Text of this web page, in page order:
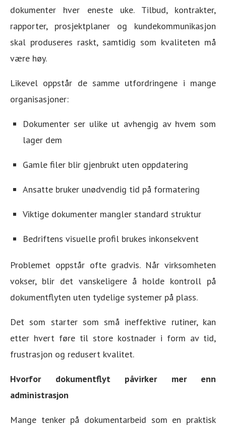
dokumenter hver eneste uke. Tilbud, kontrakter,
rapporter, prosjektplaner og kundekommunikasjon
skal produseres raskt, samtidig som kvaliteten må
være høy.
Likevel oppstår de samme utfordringene i mange
organisasjoner:
Dokumenter ser ulike ut avhengig av hvem som
lager dem
Gamle filer blir gjenbrukt uten oppdatering
Ansatte bruker unødvendig tid på formatering
Viktige dokumenter mangler standard struktur
Bedriftens visuelle profil brukes inkonsekvent
Problemet oppstår ofte gradvis. Når virksomheten
vokser, blir det vanskeligere å holde kontroll på
dokumentflyten uten tydelige systemer på plass.
Det som starter som små ineffektive rutiner, kan
etter hvert føre til store kostnader i form av tid,
frustrasjon og redusert kvalitet.
Hvorfor dokumentflyt påvirker mer enn
administrasjon
Mange tenker på dokumentarbeid som en praktisk